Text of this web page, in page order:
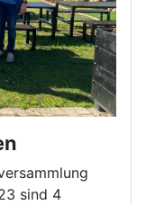
sind 4